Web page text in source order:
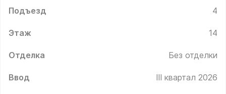
Подъезд 4
Этаж 14
Отделка Без отделки
Ввод III квартал 2026